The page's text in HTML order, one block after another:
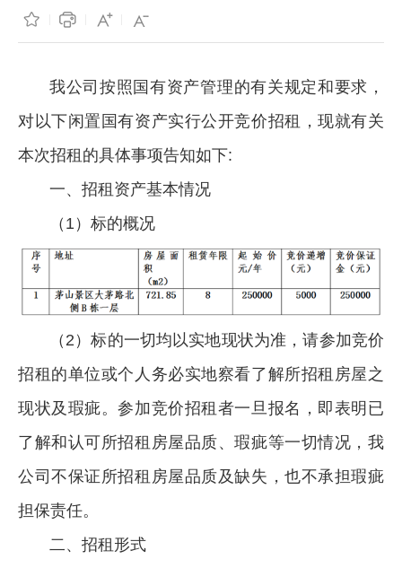
我公司按照国有资产管理的有关规定和要求，
对以下闲置国有资产实行公开竞价招租，现就有关
本次招租的具体事项告知如下:
一、招租资产基本情况
（1）标的概况
（2）标的一切均以实地现状为准，请参加竞价
招租的单位或个人务必实地察看了解所招租房屋之
现状及瑕疵。参加竞价招租者一旦报名，即表明已
了解和认可所招租房屋品质、瑕疵等一切情况，我
公司不保证所招租房屋品质及缺失，也不承担瑕疵
担保责任。
二、招租形式